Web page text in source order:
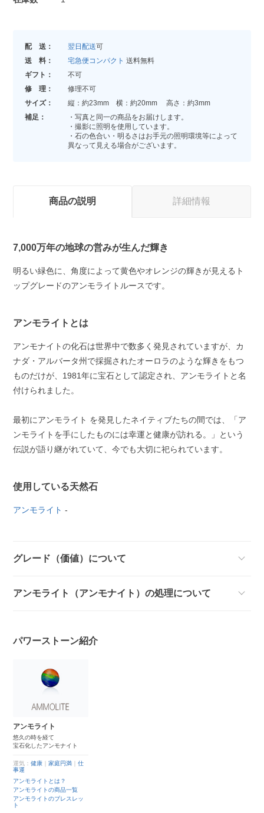
配 送： 翌日配送可
送 料：
宅急便コンパクト 送料無料
ギフト：
不可
修 理：
修理不可
サイズ：
縦：約23mm 横：約20mm 高さ：約3mm
補足：
・写真と同一の商品をお届けします。
・撮影に照明を使用しています。
・石の色合い・明るさはお手元の照明環境等によって
異なって見える場合がございます。
商品の説明 詳細情報
7,000万年の地球の営みが生んだ輝き
明るい緑色に、角度によって黄色やオレンジの輝きが見えるト
ップグレードのアンモライトルースです。
アンモライトとは
アンモナイトの化石は世界中で数多く発見されていますが、カ
ナダ・アルバータ州で採掘されたオーロラのような輝きをもつ
ものだけが、1981年に宝石として認定され、アンモライトと名
付けられました。
最初にアンモライト を発見したネイティブたちの間では、「ア
ンモライトを手にしたものには幸運と健康が訪れる。」という
伝説が語り継がれていて、今でも大切に祀られています。
使用している天然石
アンモライト -
グレード（価値）について
アンモライト（アンモナイト）の処理について
パワーストーン紹介
アンモライト
悠久の時を経て
宝石化したアンモナイト
運気：健康 ｜家庭円満 ｜仕
事運
アンモライトとは？
アンモライトの商品一覧
アンモライトのブレスレッ
ト